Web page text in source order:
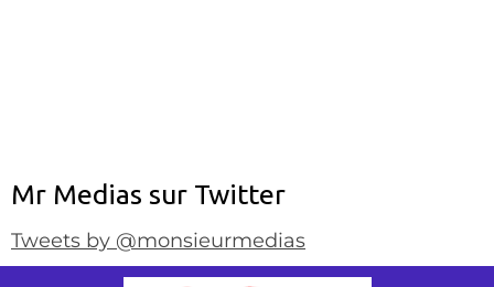
Mr Medias sur Twitter
Tweets by @monsieurmedias